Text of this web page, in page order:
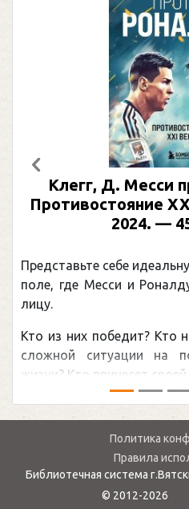
Роналду.
— Москва,
на футбольном
лицом к
верный выход из
щепетильной в
— ...
Предыдущий
Политика
Правила
Библиотечная система
© 2012-2026